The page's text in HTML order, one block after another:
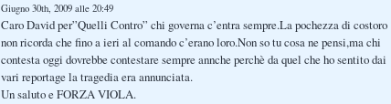
Giugno 30th, 2009 alle 20:49
Caro David per”Quelli Contro” chi governa c’entra sempre.La pochezza di costoro
non ricorda che fino a ieri al comando c’erano loro.Non so tu cosa ne pensi,ma chi
contesta oggi dovrebbe contestare sempre annche perchè da quel che ho sentito dai
vari reportage la tragedia era annunciata.
Un saluto e FORZA VIOLA.